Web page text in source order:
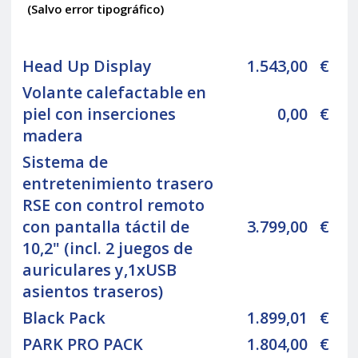
(Salvo error tipográfico)
Head Up Display 1.543,00 €
Volante calefactable en
piel con inserciones
madera
0,00 €
Sistema de
entretenimiento trasero
RSE con control remoto
con pantalla táctil de
10,2" (incl. 2 juegos de
auriculares y,1xUSB
asientos traseros)
3.799,00 €
Black Pack 1.899,01
€
PARK PRO PACK
1.804,00 €